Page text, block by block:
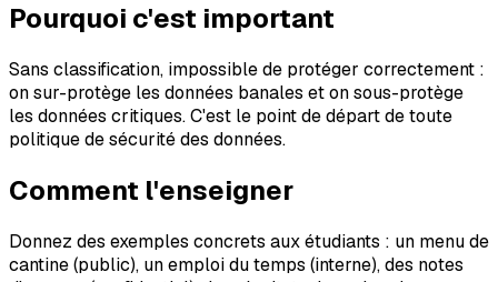
Pourquoi c'est important
Sans classification, impossible de protéger correctement :
on sur-protège les données banales et on sous-protège
les données critiques. C'est le point de départ de toute
politique de sécurité des données.
Comment l'enseigner
Donnez des exemples concrets aux étudiants : un menu de
cantine (public), un emploi du temps (interne), des notes